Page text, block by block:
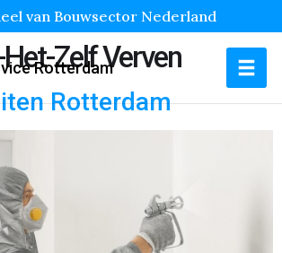
van Bouwsector Nederland
Rotterdam
Zelf Verven
Rotterdam